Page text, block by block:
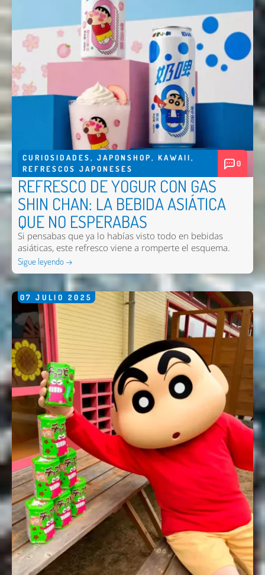
CURIOSIDADES, JAPONSHOP, KAWAII,
REFRESCOS JAPONESES
0
REFRESCO DE YOGUR CON GAS
SHIN CHAN: LA BEBIDA ASIÁTICA
QUE NO ESPERABAS
Si pensabas que ya lo habías visto todo en bebidas
asiáticas, este refresco viene a romperte el esquema.
Sigue leyendo →
07 JULIO 2025